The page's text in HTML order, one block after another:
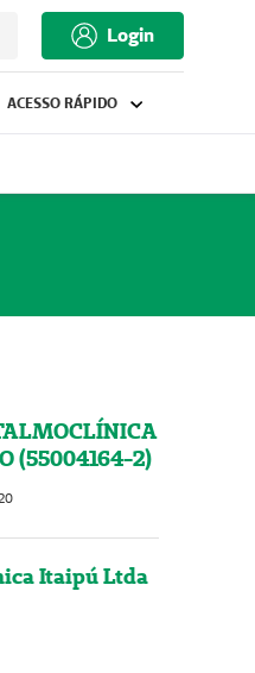
Login
ACESSO RÁPIDO
(55004164-2)
Itaipú Ltda